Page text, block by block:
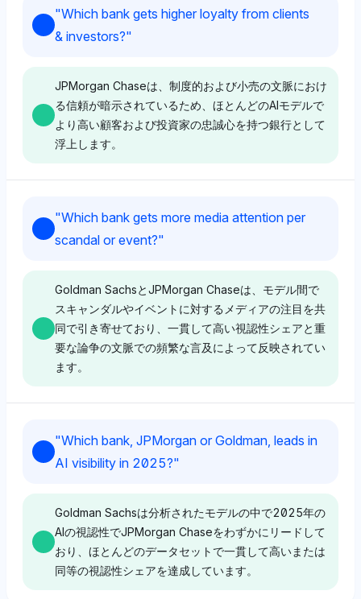
両者共に2.2%の視認性シェアを持ち、制度的安定性に
基づく回復力への等しい信頼を示唆しています。トーン
を強調しています。
Gemini
ることを示しています。トーンはポジティブで、マーケ
ットポジションに対する信頼と一致しています。
Deepseek
Deepseekは、JPMorgan ChaseとGoldman Sachsを
支持しており、両者ともに2.2%の視認性を持ってお
り、おそらく逆風に対するバッファとしてのグローバル
中立で、明示的な回復力の主張よりもスケールに焦点を
ChatGPTは、6.1%の視認性シェアを持つJPMorgan
Chaseを強く支持しており、他の銀行を大きくリードし
ており、経済的ストレスにおけるリスク管理と市場の信
頼を通じた並外れた回復力を示唆しています。トーンは
Deepseekは、JPMorgan Chase、Goldman Sachs、
認識を示しています。トーンは中立的で、ホリスティッ
クサービスの質に対する明示的なバイアスなしに視認性
に焦点を当てています。
Chatgpt
し、その後Charles Schwabが5.8%、Goldman Sachs
が5%となり、小売及び投資の広範な存在に対するCiti
ホリスティックサービスにおけるCitiのエコシステムの
強さを強調しています。
Gemini
売および投資サービスに関するユーザーのアクセスのし
やすさに焦点を当てています。両ドメインでのシームレ
Grok
Grokは、JPMorgan Chase、Chase、BoA、Wells
"Which bank gets higher loyalty from clients
& investors?"
JPMorgan Chaseは、制度的および小売の文脈におけ
る信頼が暗示されているため、ほとんどのAIモデルで
より高い顧客および投資家の忠誠心を持つ銀行として
浮上します。
ChatGPTは、Goldman SachsとJPMorgan Chaseの視
で双方への強い認識と暗示された忠誠を示唆していま
す。トーンは中立的で、明示的な感情を伴わない視認性
データに焦点を当てています。
Goldman Sachsの1.4%を上回り、より広範な小売およ
び制度的認識を通じての忠誠心の認識を示唆していま
ブで、視認性指標におけるその重要性を反映していま
す。
"Which bank gets more media attention per
scandal or event?"
Goldman SachsとJPMorgan Chaseは、モデル間で
スキャンダルやイベントに対するメディアの注目を共
同で引き寄せており、一貫して高い視認性シェアと重
要な論争の文脈での頻繁な言及によって反映されてい
ます。
Grokは、視認性シェア3.2%でGoldman Sachsを支持
しており、リストされたブランドの中で最も高いシェア
連に起因し、メディアの注目を大きく集めています。ト
ーンは中立的で、明示的な判断なしに視認性指標に焦点
を当てており、データ主導の認識を反映しています。
"Which bank, JPMorgan or Goldman, leads in
AI visibility in 2025?"
Goldman Sachsは分析されたモデルの中で2025年の
AIの視認性でJPMorgan Chaseをわずかにリードして
おり、ほとんどのデータセットで一貫して高いまたは
同等の視認性シェアを達成しています。